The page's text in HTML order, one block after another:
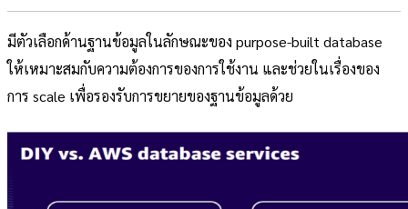
มีตัวเลือกด้านฐานข้อมูลในลักษณะของ purpose-built database
ให้เหมาะสมกับความต้องการของการใช้งาน และช่วยในเรื่องของ
การ scale เพื่อรองรับการขยายของฐานข้อมูลด้วย